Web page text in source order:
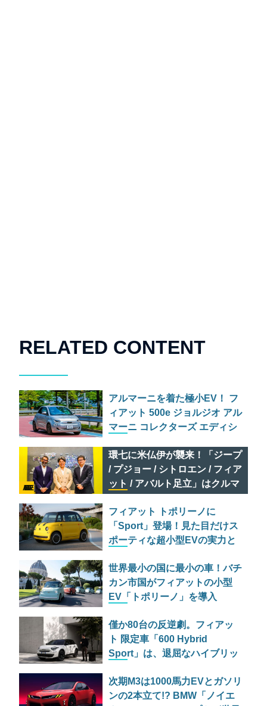
RELATED CONTENT
アルマーニを着た極小EV！ フ
ィアット 500e ジョルジオ アル
マーニ コレクターズ エディシ
環七に米仏伊が襲来！「ジープ
/ プジョー / シトロエン / フィア
ット / アバルト足立」はクルマ
AD FEATURE
フィアット トポリーノに
「Sport」登場！見た目だけス
ポーティな超小型EVの実力と
世界最小の国に最小の車！バチ
カン市国がフィアットの小型
EV「トポリーノ」を導入
僅か80台の反逆劇。フィアッ
ト 限定車「600 Hybrid
Sport」は、退屈なハイブリッ
塗り潰す伊達男の流儀
次期M3は1000馬力EVとガソリ
ンの2本立て!? BMW「ノイエ